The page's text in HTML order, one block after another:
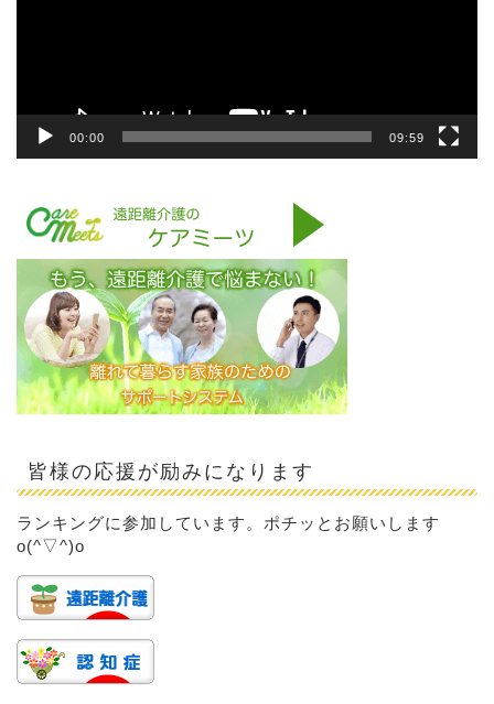
00:00 09:59
皆様の応援が励みになります
ランキングに参加しています。ポチッとお願いします
o(^▽^)o